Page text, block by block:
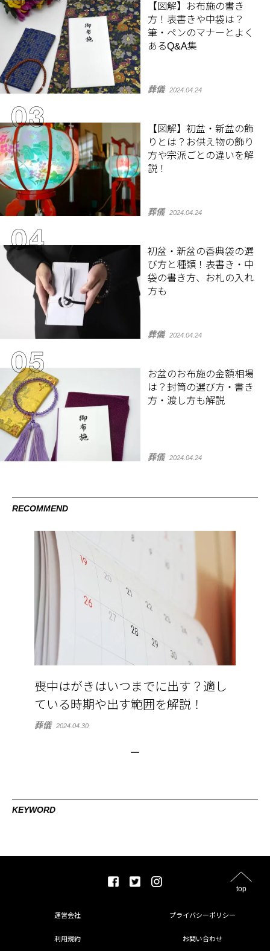
【図解】お布施の書き
方！表書きや中袋は？
筆・ペンのマナーとよく
あるQ&A集
葬儀 2024.04.24
【図解】初盆・新盆の飾
りとは？お供え物の飾り
方や宗派ごとの違いを解
説！
葬儀 2024.04.24
初盆・新盆の香典袋の選
び方と種類！表書き・中
袋の書き方、お札の入れ
方も
葬儀 2024.04.24
お盆のお布施の金額相場
は？封筒の選び方・書き
方・渡し方も解説
葬儀 2024.04.24
RECOMMEND
喪中はがきはいつまでに出す？適し
ている時期や出す範囲を解説！
葬儀 2024.04.30
KEYWORD
top
運営会社 プライバシーポリシー
利用規約 お問い合わせ